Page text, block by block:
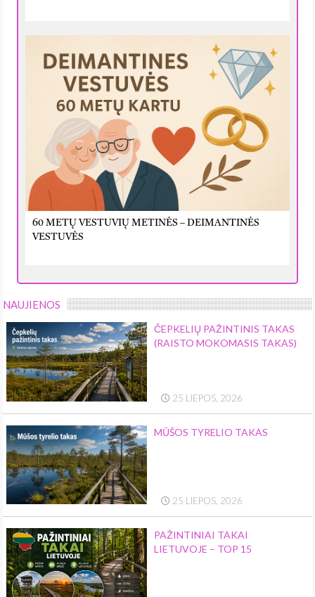
60 METŲ VESTUVIŲ METINĖS – DEIMANTINĖS
VESTUVĖS
NAUJIENOS
ČEPKELIŲ PAŽINTINIS TAKAS
(RAISTO MOKOMASIS TAKAS)
25 LIEPOS, 2026
MŪŠOS TYRELIO TAKAS
25 LIEPOS, 2026
PAŽINTINIAI TAKAI
LIETUVOJE – TOP 15